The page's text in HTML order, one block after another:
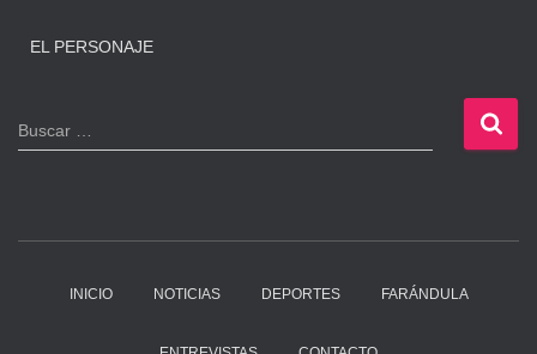
EL PERSONAJE
B
u
Buscar …
INICIO NOTICIAS DEPORTES FARÁNDULA